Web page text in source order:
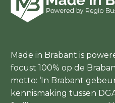
Made in Brabant is
focust 100% op de
motto: ‘In Brabant
kennismaking tussen